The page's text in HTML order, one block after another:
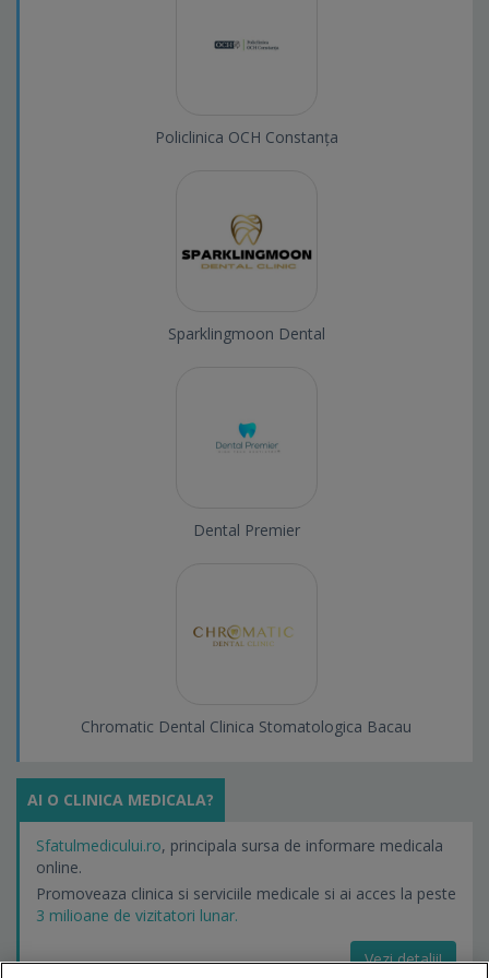
Policlinica OCH Constanța
Sparklingmoon Dental
Dental Premier
Chromatic Dental Clinica Stomatologica Bacau
AI O CLINICA MEDICALA?
Sfatulmedicului.ro, principala sursa de informare medicala
online.
Promoveaza clinica si serviciile medicale si ai acces la peste
3 milioane de vizitatori lunar.
Vezi detalii!